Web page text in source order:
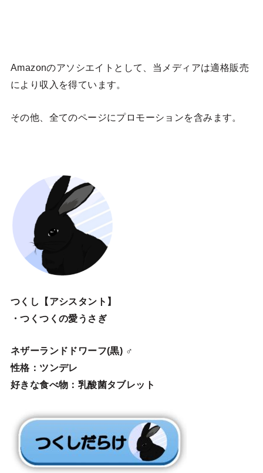
Amazonのアソシエイトとして、当メディアは適格販売
により収入を得ています。
その他、全てのページにプロモーションを含みます。
つくし【アシスタント】
・つくつくの愛うさぎ
ネザーランドドワーフ(黒) ♂
性格：ツンデレ
好きな食べ物：乳酸菌タブレット